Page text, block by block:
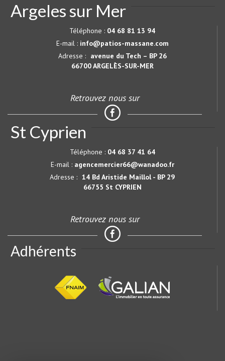
Argeles sur Mer
Téléphone : 04 68 81 13 94
E-mail : info@patios-massane.com
Adresse : avenue du Tech – BP 26
66700ARGELÈS-SUR-MER
Retrouvez nous sur
St Cyprien
Téléphone : 04 68 37 41 64
E-mail : agencemercier66@wanadoo.fr
Adresse : 14 Bd Aristide Maillol - BP 29
66755 St CYPRIEN
Retrouvez nous sur
Adhérents